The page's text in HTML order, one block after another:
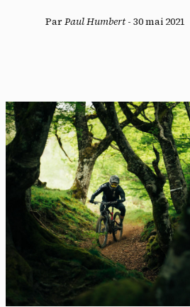
ParPaul Humbert- 30 mai 2021